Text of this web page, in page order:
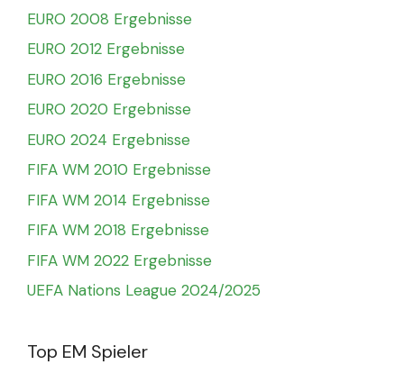
EURO 2008 Ergebnisse
EURO 2012 Ergebnisse
EURO 2016 Ergebnisse
EURO 2020 Ergebnisse
EURO 2024 Ergebnisse
FIFA WM 2010 Ergebnisse
FIFA WM 2014 Ergebnisse
FIFA WM 2018 Ergebnisse
FIFA WM 2022 Ergebnisse
UEFA Nations League 2024/2025
Top EM Spieler